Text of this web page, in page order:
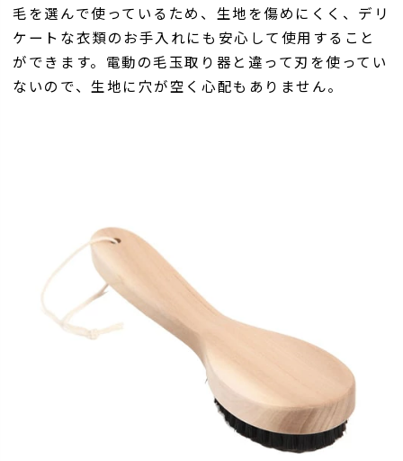
毛を選んで使っているため、生地を傷めにくく、デリ
ケートな衣類のお手入れにも安心して使用すること
ができます。電動の毛玉取り器と違って刃を使ってい
ないので、生地に穴が空く心配もありません。